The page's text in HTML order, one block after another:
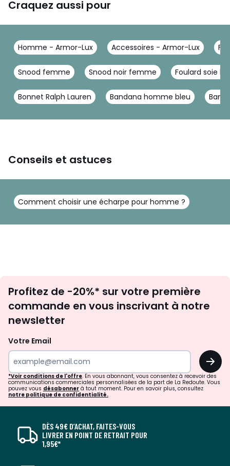
Craquez aussi pour
Homme - Armor-Lux Accessoires - Armor-Lux
Snood femme Snood noir femme Foulard soie
Bonnet Ralph Lauren Bandana homme bleu
Conseils et astuces
Comment choisir une écharpe pour homme ?
newsletter
Profitez de -20%* sur votre première
commande en vous inscrivant à notre
newsletter
Votre Email
OK
*Voir conditions de l'offre. En vous abonnant, vous consentez à recevoir des
communications commerciales personnalisées de la part de La Redoute. Vous
pouvez vous désabonner à tout moment. Pour en savoir plus, consultez
notre politique de confidentialité.
DÈS 49€ D’ACHAT, FAITES-VOUS
LIVRER EN POINT DE RETRAIT POUR
1,95€*